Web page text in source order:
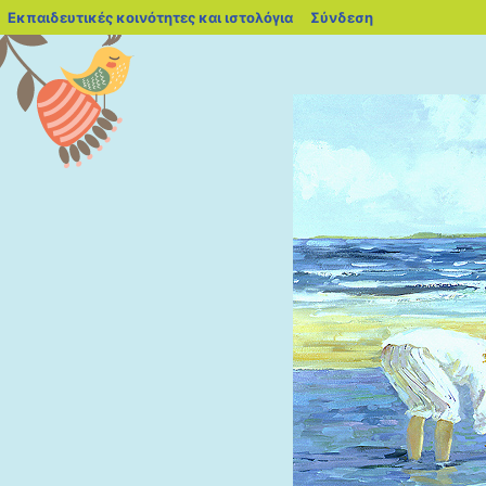
Εκπαιδευτικές κοινότητες και ιστολόγια blogs.sch.gr
Σύνδεση